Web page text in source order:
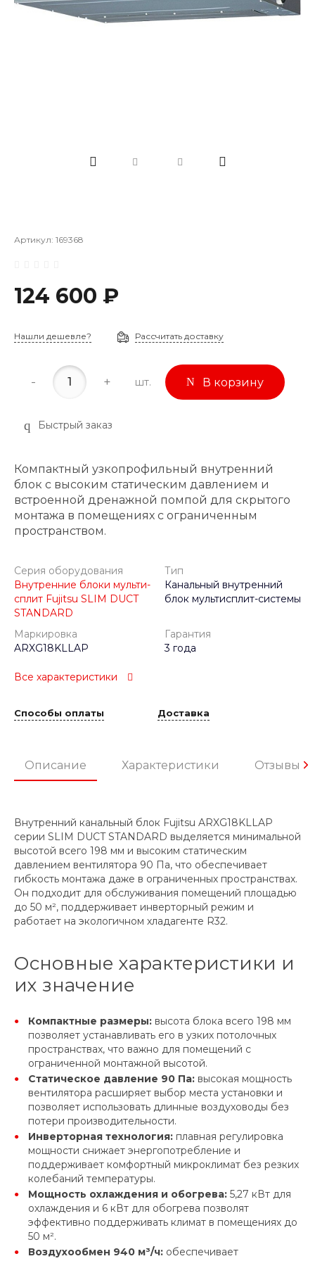
Артикул: 169368
124 600 ₽
Нашли дешевле? Рассчитать доставку
- + шт. В корзину
Быстрый заказ
Компактный узкопрофильный внутренний
блок с высоким статическим давлением и
встроенной дренажной помпой для скрытого
монтажа в помещениях с ограниченным
пространством.
Серия оборудования
Внутренние блоки мульти-
сплит Fujitsu SLIM DUCT
STANDARD
Тип
Канальный внутренний
блок мультисплит-системы
Маркировка
ARXG18KLLAP
Гарантия
3 года
Все характеристики
Способы оплаты Доставка
Описание Характеристики Отзывы
Внутренний канальный блок Fujitsu ARXG18KLLAP
серии SLIM DUCT STANDARD выделяется минимальной
высотой всего 198 мм и высоким статическим
давлением вентилятора 90 Па, что обеспечивает
гибкость монтажа даже в ограниченных пространствах.
Он подходит для обслуживания помещений площадью
до 50 м², поддерживает инверторный режим и
работает на экологичном хладагенте R32.
Основные характеристики и
их значение
Компактные размеры: высота блока всего 198 мм
позволяет устанавливать его в узких потолочных
пространствах, что важно для помещений с
ограниченной монтажной высотой.
Статическое давление 90 Па: высокая мощность
вентилятора расширяет выбор места установки и
позволяет использовать длинные воздуховоды без
потери производительности.
Инверторная технология: плавная регулировка
мощности снижает энергопотребление и
поддерживает комфортный микроклимат без резких
колебаний температуры.
Мощность охлаждения и обогрева: 5,27 кВт для
охлаждения и 6 кВт для обогрева позволят
эффективно поддерживать климат в помещениях до
50 м².
Воздухообмен 940 м³/ч: обеспечивает